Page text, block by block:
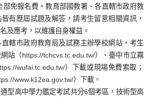
部免報名費。教育部國教署、各直轄市政府教
有歷屆試題及解答，請考生留意相關資訊，
及應考，以維護自身權益。
轄市政府教育局及試務主辦學校網站，考生
站（https://tchcvs.tc.edu.tw/）、臺中市立霧
wufai.tc.edu.tw/）下載或現場免費索取；
www.k12ea.gov.tw/）下載。
型高中學力鑑定考試共分6個考區，技術型高